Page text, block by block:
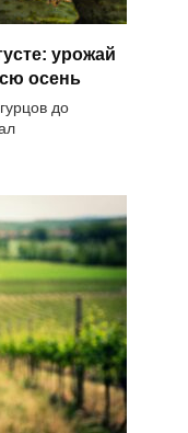
урожай
осень
до